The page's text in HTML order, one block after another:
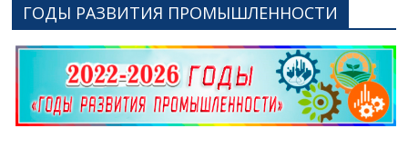
ГОДЫ РАЗВИТИЯ ПРОМЫШЛЕННОСТИ